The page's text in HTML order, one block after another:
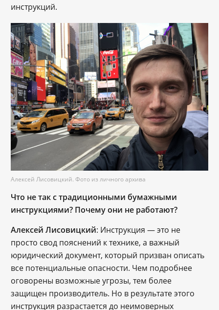
инструкций.
Алексей Лисовицкий. Фото из личного архива
Что не так с традиционными бумажными
инструкциями? Почему они не работают?
Алексей Лисовицкий: Инструкция — это не
просто свод пояснений к технике, а важный
юридический документ, который призван описать
все потенциальные опасности. Чем подробнее
оговорены возможные угрозы, тем более
защищен производитель. Но в результате этого
инструкция разрастается до неимоверных